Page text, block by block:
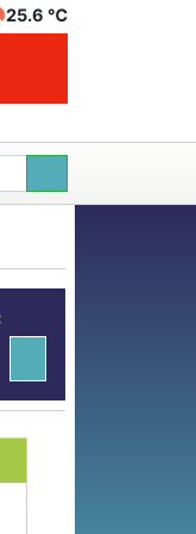
25.6 ℃